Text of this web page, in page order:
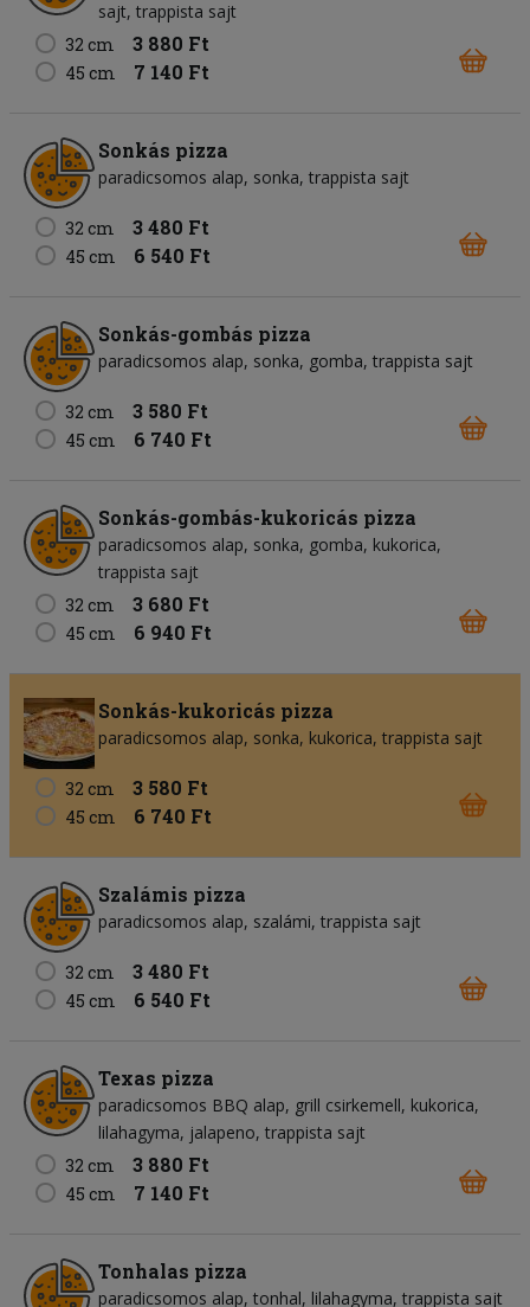
sajt trappista sajt
32 cm
3 880 Ft
45 cm 7 140 Ft
Sonkás pizza
paradicsomos alap sonka trappista sajt
32 cm 3 480 Ft
45 cm 6 540 Ft
Sonkás-gombás pizza
paradicsomos alap sonka gomba trappista sajt
32 cm 3 580 Ft
45 cm 6 740 Ft
Sonkás-gombás-kukoricás pizza
paradicsomos alap sonka gomba kukorica
trappista sajt
32 cm
3 680 Ft
45 cm 6 940 Ft
Sonkás-kukoricás pizza
paradicsomos alap sonka kukorica trappista sajt
32 cm 3 580 Ft
45 cm 6 740 Ft
Szalámis pizza
paradicsomos alap szalámi trappista sajt
32 cm 3 480 Ft
45 cm 6 540 Ft
Texas pizza
paradicsomos BBQ alap grill csirkemell kukorica
lilahagyma jalapeno trappista sajt
32 cm
3 880 Ft
45 cm 7 140 Ft
Tonhalas pizza
paradicsomos alap tonhal lilahagyma trappista sajt